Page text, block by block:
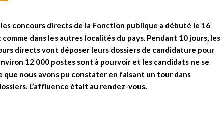
concours directs de la Fonction publique a débuté le 16
dans les autres localités du pays. Pendant 10 jours, les
directs vont déposer leurs dossiers de candidature pour
12 000 postes sont à pourvoir et les candidats ne se
que nous avons pu constater en faisant un tour dans
L’affluence était au rendez-vous.